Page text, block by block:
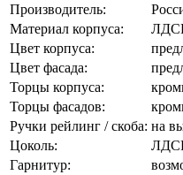
Производитель:
Материал корпуса:
Цвет корпуса:
Цвет фасада:
Торцы корпуса:
Торцы фасадов:
Ручки рейлинг / скоба: на
Цоколь:
Гарнитур: